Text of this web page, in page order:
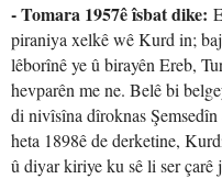
- Tomara 1957ê îsbat dike:
piraniya xelkê wê Kurd in;
lêborînê ye û birayên Ereb,
hevparên me ne. Belê bi
di nivîsîna dîroknas
heta 1898ê de derketine,
û diyar kiriye ku sê li ser